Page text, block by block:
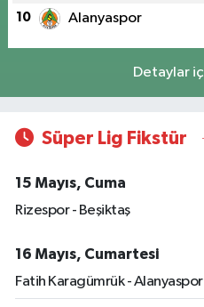
10 Alanyaspor
Detaylar
Süper Lig Fikstür
15 Mayıs, Cuma
Rizespor - Beşiktaş
16 Mayıs, Cumartesi
Fatih Karagümrük - Alanyaspor